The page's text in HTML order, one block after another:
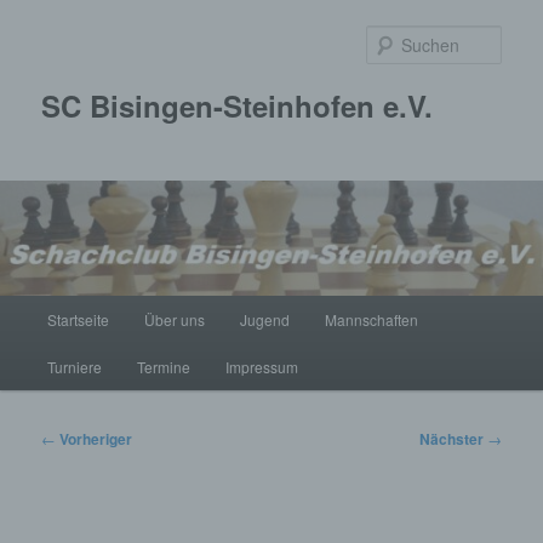
SC Bisingen-Steinhofen e.V.
Startseite Über uns Jugend Mannschaften
Turniere Termine Impressum
Beitragsnavigation
← Vorheriger Nächster →